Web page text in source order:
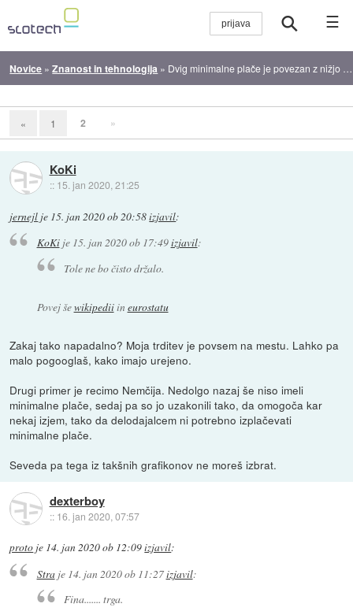
☰
Novice »Znanost in tehnologija » Dvig minimalne plače je povezan z nižjo stopnjo samomorilnosti
« 1 2 »
KoKi
:: 15. jan 2020, 21:25
jernejl je 15. jan 2020 ob 20:58izjavil:
KoKije 15. jan 2020 ob 17:49izjavil:
Tole ne bo čisto držalo.
Povej šewikipediiin eurostatu
Zakaj tako napadalno? Moja trditev je povsem na mestu. Lahko pa
malo pogooglaš, kako imajo urejeno.
Drugi primer je recimo Nemčija. Nedolgo nazaj še niso imeli
minimalne plače, sedaj pa so jo uzakonili tako, da omogoča kar
nekaj izjem, tako da delodajalcem ni potrebno izplačevati
minimalne plače.
Seveda pa tega iz takšnih grafikonov ne moreš izbrat.
dexterboy
:: 16. jan 2020, 07:57
proto je 14. jan 2020 ob 12:09izjavil:
Straje 14. jan 2020 ob 11:27izjavil:
Fina....... trga.